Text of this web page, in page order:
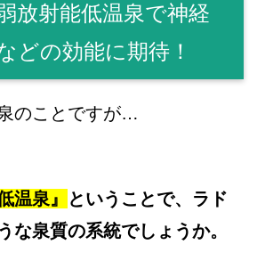
放射能低温泉で神経
どの効能に期待！
のことですが…
温泉』
ということで、ラド
な泉質の系統でしょうか。